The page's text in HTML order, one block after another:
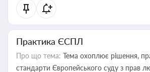
Практика ЄСПЛ
Про що тема: Тема охоплює рішення,
стандарти Європейського суду з прав